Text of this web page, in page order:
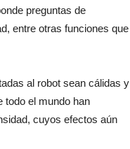
preguntas de
entre otras funciones que
al robot sean cálidas y
todo el mundo han
cuyos efectos aún